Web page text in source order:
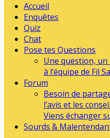
Accueil
Enquêtes
Quiz
Chat
Pose tes Questions
Une question, un
à l’équipe de Fil
Forum
Besoin de
l’avis et les
Viens échanger
Sourds &